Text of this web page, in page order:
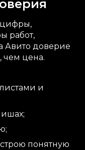
цифры,
работ,
Авито доверие
чем цена.
и
понятную